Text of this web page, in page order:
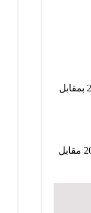
سيتم طرح جهاز Chromebook Spin 511 للبيع في شهر أبريل القادم من العام الحالي 2021 بمقابل
سيتم طرح جهاز Chromebook Spin 512 للبيع بشكل رسمي اعتبارًا من مارس القادم 2021 مقابل